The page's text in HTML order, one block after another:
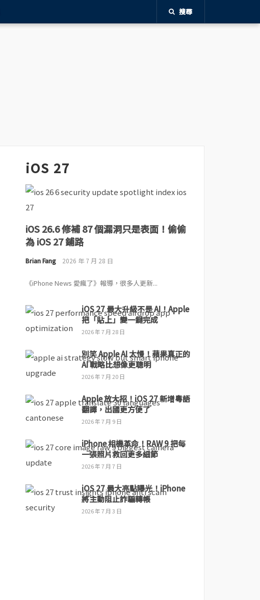
搜尋
iOS 27
iOS 26.6 修補 87 個漏洞只是表面！偷偷
為 iOS 27 鋪路
Brian Fang 2026 年 7 月 28 日
《iPhone News 愛瘋了》報導，很多人更新...
iOS 27 最大升級不是 AI！Apple
把「貼上」變一鍵完成
2026 年 7 月 28 日
別笑 Apple AI 太慢！蘋果真正的
AI 戰略比想像更聰明
2026 年 7 月 20 日
Apple 放大招！iOS 27 新增粵語
翻譯，出國更方便了
2026 年 7 月 9 日
iPhone 相機革命！RAW 9 把每
一張照片救回更多細節
2026 年 7 月 7 日
iOS 27 最大亮點曝光！iPhone
將主動阻止詐騙轉帳
2026 年 7 月 3 日